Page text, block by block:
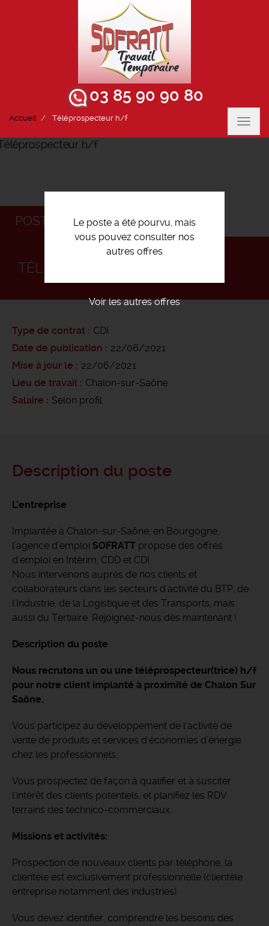
03 85 90 90 80
Accueil Téléprospecteur h/f
Le poste a été pourvu, mais
vous pouvez consulter nos
autres offres
Voir les autres offres
POSTULEZ
TÉLÉPROSPECTEUR H/F
Type de contrat
CDI
Date de publication
22/06/2021
Mise à jour le
22/06/2021
Lieu de travail
Chalon-sur-Saône
Salaire
Selon profil
Description du poste
L'entreprise
Implantée à Chalon-sur-Saône, en Bourgogne,
l’agence d’emploi SOFRATT propose des offres
d'emploi en Intérim, CDD et CDI.
Nous intervenons auprès de nos clients et
collaborateurs dans les secteurs d'activité du BTP, de
l'Industrie, de la Logistique et des Transports, mais
aussi du Tertiaire. Rejoignez-nous dès maintenant !
Description du poste
Nous recrutons un ou une téléprospecteur(trice) h/f
pour notre client implanté à proximité de Chalon Sur
Saône.
Vous participez au développement de l'activité de
vente de produits et services d'économies d'énergie
chez les professionnels.
Vous prospectez de façon à qualifier et à susciter
l'intérêt des clients potentiels, et planifiez les RDV
terrains des technico-commerciaux.
Missions et activités:
Prospection de nouveaux clients par téléphone, la
clientèle est exclusivement professionnelle (clientèle
entreprise notamment des industries)
Vous devez identifier, comprendre les besoins des